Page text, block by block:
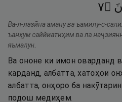
۝٧
Ва-л-лазӣна аману ва ъамилу-с-
ъанҳум саййиатиҳим ва ла
яъмалун.
Ва ононе ки имон оварданд
карданд, албатта, хатоҳои
албатта, онҳоро ба
подош медиҳем.